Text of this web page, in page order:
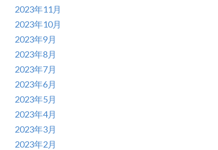
2023年11月
2023年10月
2023年9月
2023年8月
2023年7月
2023年6月
2023年5月
2023年4月
2023年3月
2023年2月